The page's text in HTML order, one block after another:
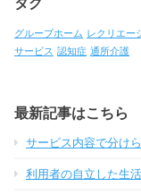
グループホーム レクリエー
サービス 認知症 通所介護
最新記事はこちら
サービス内容で分け
利用者の自立した生